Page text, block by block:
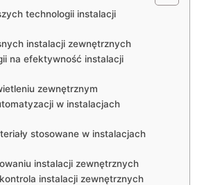
technologii instalacji
instalacji zewnętrznych
na ‍efektywność⁢ instalacji
⁣zewnętrznym
w instalacjach
stosowane w instalacjach
instalacji zewnętrznych
instalacji zewnętrznych